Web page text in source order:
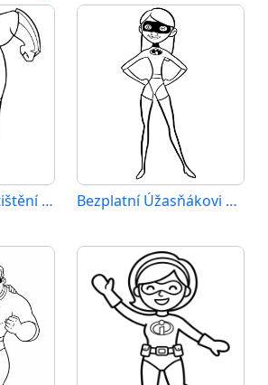
Úžasňákovi k vytištění pro děti Bezplatní Úžasňákovi k vytištění